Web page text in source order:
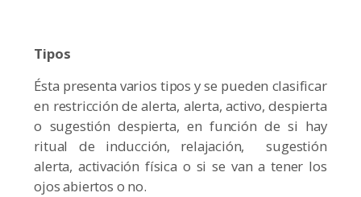
Tipos
Ésta presenta varios tipos y se pueden clasificar
en restricción de alerta, alerta, activo, despierta
o sugestión despierta, en función de si hay
ritual de inducción, relajación, sugestión
alerta, activación física o si se van a tener los
ojos abiertos o no.